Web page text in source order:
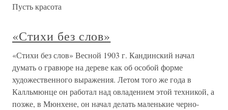
Пусть красота
«Стихи без слов»
«Стихи без слов» Весной 1903 г. Кандинский начал
думать о гравюре на дереве как об особой форме
художественного выражения. Летом того же года в
Калльмюнце он работал над овладением этой техникой, а
позже, в Мюнхене, он начал делать маленькие черно-